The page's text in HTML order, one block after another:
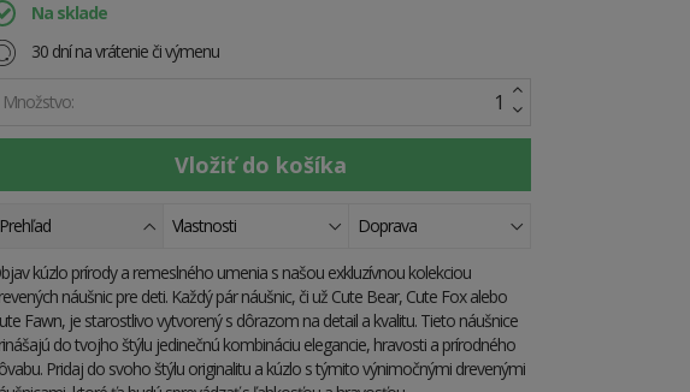
Na sklade
30 dní na vrátenie či výmenu
Množstvo:
Prehľad Vlastnosti Doprava
kúzlo prírody a remeslného umenia s našou exkluzívnou kolekciou
náušnic pre deti. Každý pár náušnic, či už Cute Bear, Cute Fox alebo
Fawn, je starostlivo vytvorený s dôrazom na detail a kvalitu. Tieto náušnice
do tvojho štýlu jedinečnú kombináciu elegancie, hravosti a prírodného
Pridaj do svoho štýlu originalitu a kúzlo s týmito výnimočnými drevenými